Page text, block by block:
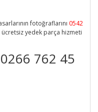
fotoğraflarını 0542
yedek parça hizmeti
0266 762 45